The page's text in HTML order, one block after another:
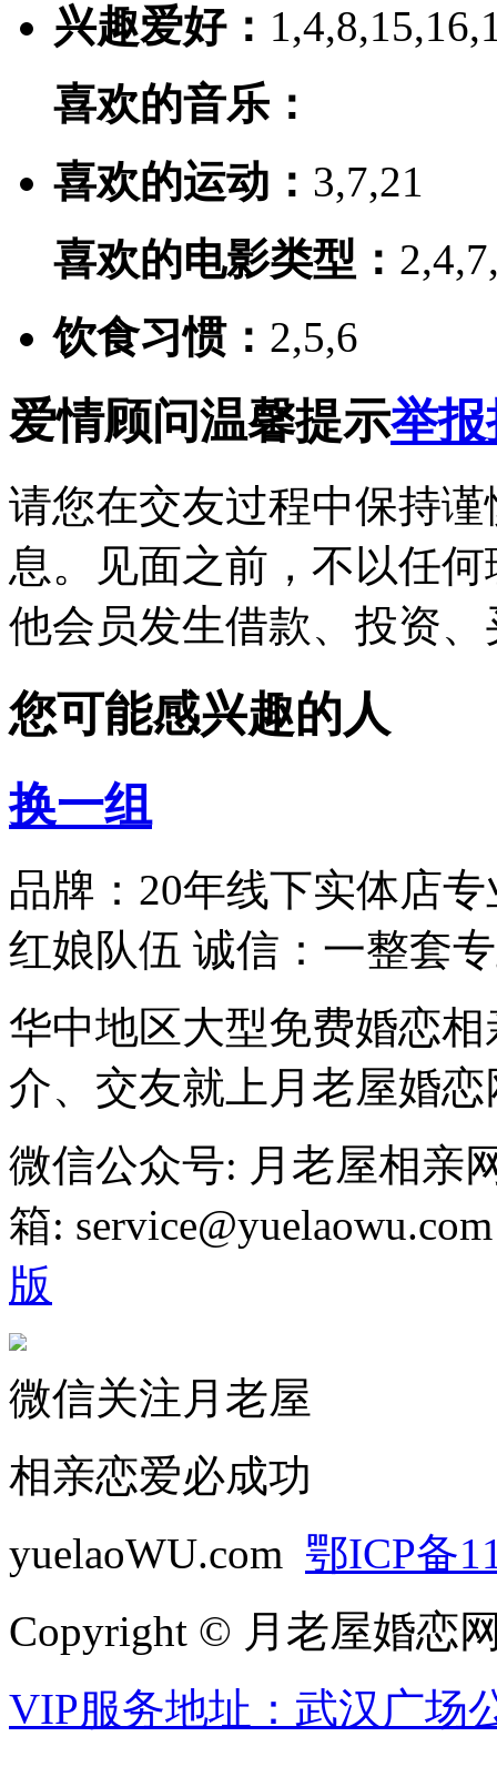
兴趣爱好：
喜欢的音乐：
喜欢的运动： 3,7,21
喜欢的电影类型：
饮食习惯： 2,5,6
爱情顾问温馨提示举报
请您在交友过程中保持
息。见面之前，不以任
他会员发生借款、投资
您可能感兴趣的人
换一组
品牌：20年线下实体店
红娘队伍 诚信：一整套
华中地区大型免费婚恋
介、交友就上月老屋婚
微信公众号: 月老屋相亲
箱:
版
微信关注月老屋
相亲恋爱必成功
yuelaoWU.com 鄂ICP备
Copyright © 月老屋婚恋
VIP服务地址：武汉广场